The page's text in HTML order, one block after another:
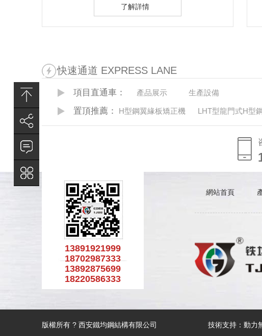
了解詳情
快速通道 EXPRESS LANE
項目直通車： 產品展示 生產設備
置頂推薦： H型鋼翼緣板矯正機 LHT型龍門式H型
13891921999
18702987333
13892875699
18220586333
網站首頁
版權所有 ? 西安鐵均鋼結構有限公司 技術支持： 動力